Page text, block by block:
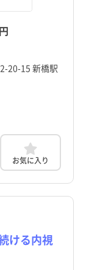
20-15 新橋駅
お気に入り
ける内視